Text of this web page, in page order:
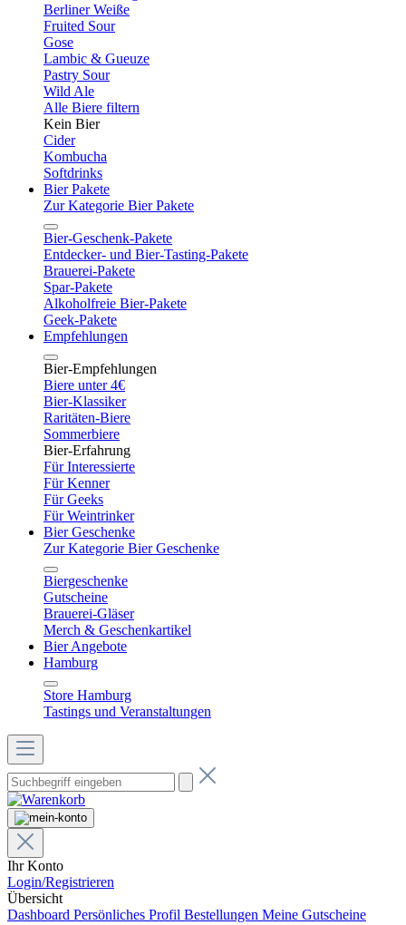
Berliner Weiße
Fruited Sour
Gose
Lambic & Gueuze
Pastry Sour
Wild Ale
Alle Biere filtern
Kein Bier
Cider
Kombucha
Softdrinks
Bier Pakete
Zur Kategorie Bier Pakete
Bier-Geschenk-Pakete
Entdecker- und Bier-Tasting-Pakete
Brauerei-Pakete
Spar-Pakete
Alkoholfreie Bier-Pakete
Geek-Pakete
Empfehlungen
Bier-Empfehlungen
Biere unter 4€
Bier-Klassiker
Raritäten-Biere
Sommerbiere
Bier-Erfahrung
Für Interessierte
Für Kenner
Für Geeks
Für Weintrinker
Bier Geschenke
Zur Kategorie Bier Geschenke
Biergeschenke
Gutscheine
Brauerei-Gläser
Merch & Geschenkartikel
Bier Angebote
Hamburg
Store Hamburg
Tastings und Veranstaltungen
Ihr Konto
Login/Registrieren
Übersicht
Dashboard Persönliches Profil Bestellungen Meine Gutscheine